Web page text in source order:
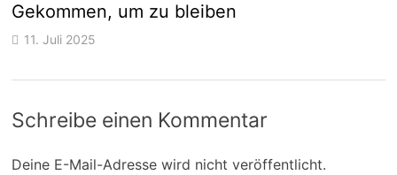
Gekommen, um zu bleiben
11. Juli 2025
Schreibe einen Kommentar
Deine E-Mail-Adresse wird nicht veröffentlicht.